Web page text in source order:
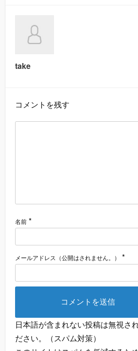
take
コメントを残す
名前 *
メールアドレス（公開はされません。） *
日本語が含まれない投稿は無視さ
ださい。（スパム対策）